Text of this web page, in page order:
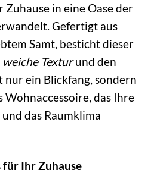
Zuhause in eine Oase der
Gefertigt aus
Samt, besticht dieser
weiche Texturund den
nur ein Blickfang, sondern
das Ihre
das Raumklima
für Ihr Zuhause